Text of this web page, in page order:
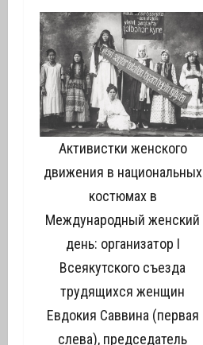
Активистки женского
движения в национальных
костюмах в
Международный женский
день: организатор I
Всеякутского съезда
трудящихся женщин
Евдокия Саввина (первая
слева), председатель